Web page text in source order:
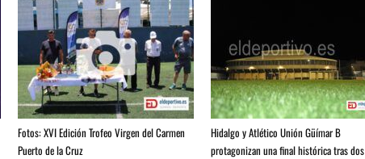
Fotos: XVI Edición Trofeo Virgen del Carmen
Puerto de la Cruz
Hidalgo y Atlético Unión Güímar B
protagonizan una final histórica tras dos